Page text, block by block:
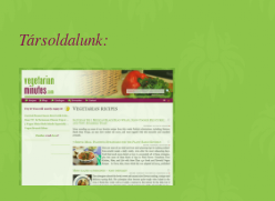
kisütni.
Társoldalunk: